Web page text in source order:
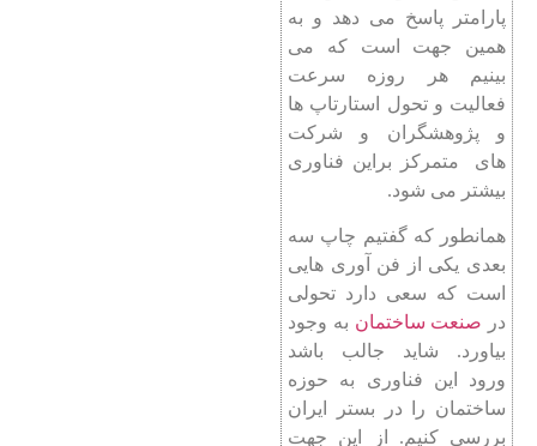
پارامتر پاسخ می دهد و به
همین جهت است که می
بینیم هر روزه سرعت
فعالیت و تحول استارتاپ ها
و پژوهشگران و شرکت‌
های متمرکز براین فناوری
بیشتر می شود.
همانطور که گفتیم چاپ سه
بعدی یکی از فن آوری هایی
است که سعی دارد تحولی
در صنعت ساختمان به وجود
بیاورد. شاید جالب باشد
ورود این فناوری به حوزه
ساختمان را در بستر ایران
بررسی کنیم. از این جهت